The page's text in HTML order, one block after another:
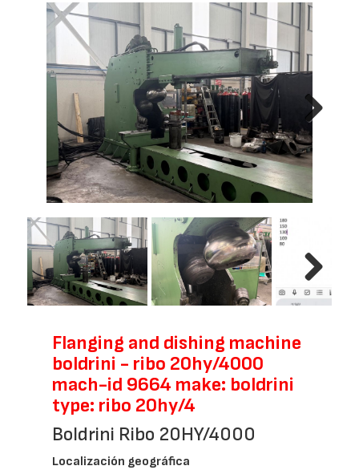
Next
Next
Flanging and dishing machine
boldrini - ribo 20hy/4000
mach-id 9664 make: boldrini
type: ribo 20hy/4
Boldrini Ribo 20HY/4000
Localización geográfica